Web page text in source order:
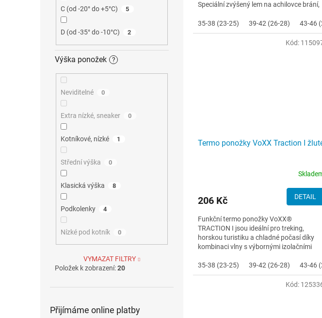
C (od -20° do +5°C) 5
D (od -35° do -10°C) 2
Výška ponožek ?
Neviditelné 0
Extra nízké, sneaker 0
Kotníkové, nízké 1
Střední výška 0
Klasická výška 8
Podkolenky 4
Nízké pod kotník 0
VYMAZAT FILTRY
Položek k zobrazení:20
Přijímáme online platby
Speciální zvýšený lem na achilovce brání,
35-38 (23-25)
39-42 (26-28) 43-46
Termo ponožky VoXX Traction I
206 Kč DETAIL
Funkční termo ponožky VoXX®
TRACTION I jsou ideální pro treking,
horskou turistiku a chladné počasí díky
kombinaci vlny s výbornými izolačními
35-38 (23-25)
39-42 (26-28) 43-46
Kód:
Kód: